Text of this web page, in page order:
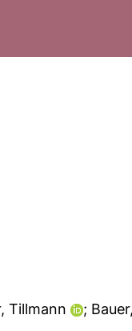
Tillmann ;